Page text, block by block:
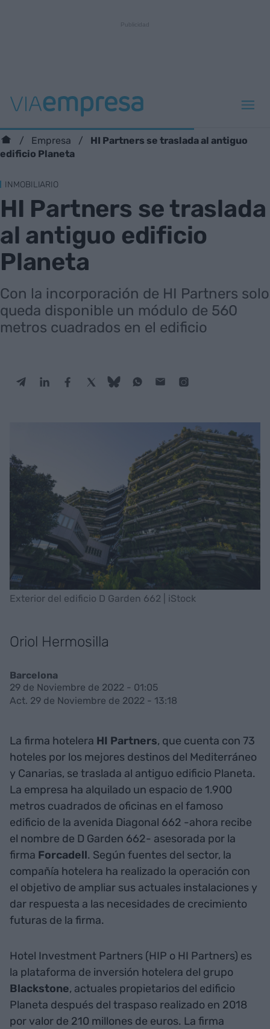
Empresa
HI Partners se traslada al antiguo
edificio Planeta
INMOBILIARIO
HI Partners se traslada
al antiguo edificio
Planeta
Con la incorporación de HI Partners solo
queda disponible un módulo de 560
metros cuadrados en el edificio
Exterior del edificio D Garden 662 | iStock
Oriol Hermosilla
Barcelona
29 de Noviembre de 2022 - 01:05
Act. 29 de Noviembre de 2022 - 13:18
La firma hotelera HI Partners, que cuenta con 73
hoteles por los mejores destinos del Mediterráneo
y Canarias, se traslada al antiguo edificio Planeta.
La empresa ha alquilado un espacio de 1.900
metros cuadrados de oficinas en el famoso
edificio de la avenida Diagonal 662 -ahora recibe
el nombre de D Garden 662- asesorada por la
firma Forcadell. Según fuentes del sector, la
compañía hotelera ha realizado la operación con
el objetivo de ampliar sus actuales instalaciones y
dar respuesta a las necesidades de crecimiento
futuras de la firma.
Hotel Investment Partners (HIP o HI Partners) es
la plataforma de inversión hotelera del grupo
Blackstone, actuales propietarios del edificio
Planeta después del traspaso realizado en 2018
por valor de 210 millones de euros. La firma